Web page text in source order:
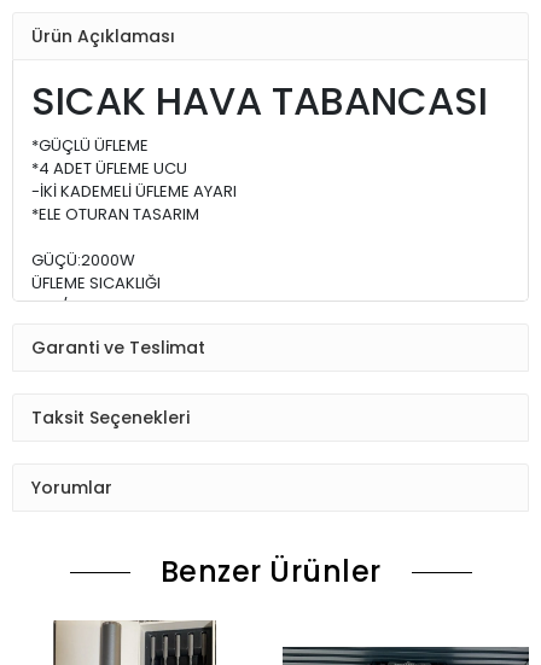
Ürün Açıklaması
SICAK HAVA TABANCASI
*GÜÇLÜ ÜFLEME
*4 ADET ÜFLEME UCU
-İKİ KADEMELİ ÜFLEME AYARI
*ELE OTURAN TASARIM
GÜÇÜ:2000W
ÜFLEME SICAKLIĞI
350/600 °C
ÜFLEME MİKTARI :
Ekran Türü
Garanti ve Teslimat
Taksit Seçenekleri
Yorumlar
Benzer Ürünler